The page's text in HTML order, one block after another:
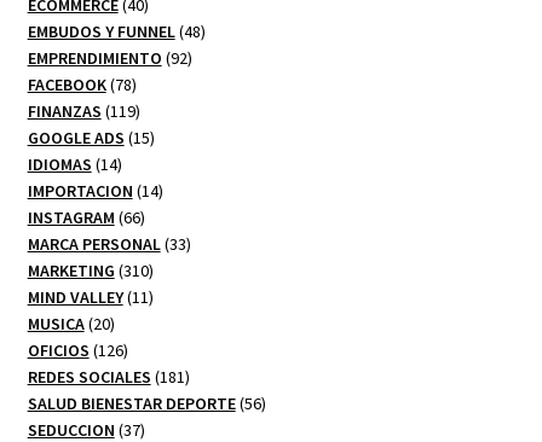
ECOMMERCE 40
productos
EMBUDOS Y FUNNEL 4848
EMPRENDIMIENTO 9292
FACEBOOK 7878
productos
FINANZAS 119119
productos
GOOGLE ADS 1515
IDIOMAS 1414
productos
IMPORTACION 1414
INSTAGRAM 6666
productos
MARCA PERSONAL 3333
MARKETING 310310
productos
MIND VALLEY 1111
MUSICA 2020
productos
OFICIOS 126126
productos
REDES SOCIALES 181181
productos
SALUD BIENESTAR DEPORTE 5656
SEDUCCION 3737